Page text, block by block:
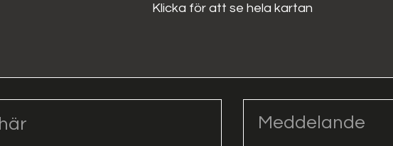
Klicka för att se hela kartan